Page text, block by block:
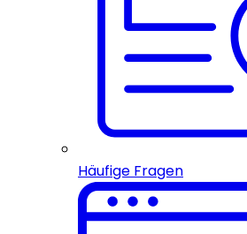
Häufige Fragen